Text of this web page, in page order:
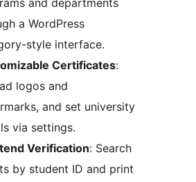
and departments
a WordPress
style interface.
Certificates:
logos and
and set university
via settings.
Verification: Search
by student ID and print